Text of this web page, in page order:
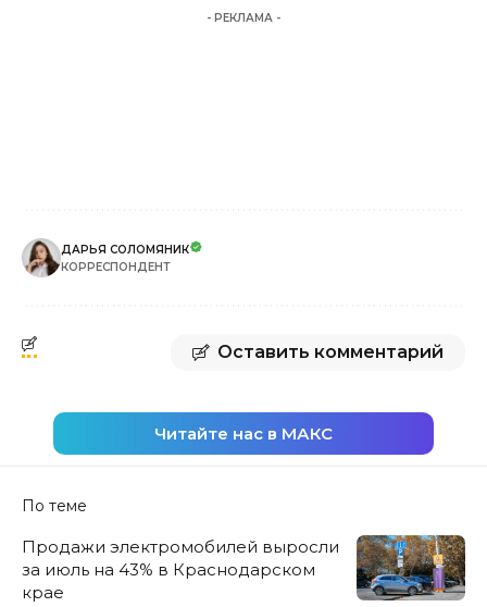
- РЕКЛАМА -
ДАРЬЯ СОЛОМЯНИК
КОРРЕСПОНДЕНТ
Оставить комментарий
Читайте нас в МАКС
По теме
Продажи электромобилей выросли
за июль на 43% в Краснодарском
крае